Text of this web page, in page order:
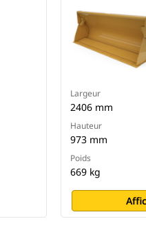
Largeur
2406 mm
Hauteur
973 mm
Poids
669 kg